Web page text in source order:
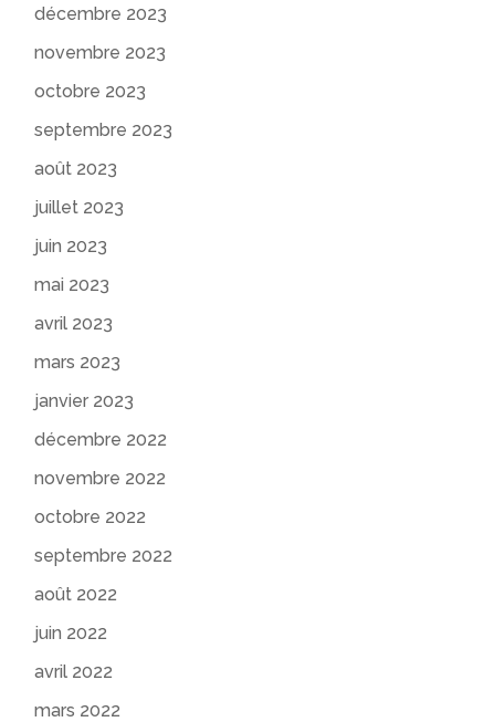
décembre 2023
novembre 2023
octobre 2023
septembre 2023
août 2023
juillet 2023
juin 2023
mai 2023
avril 2023
mars 2023
janvier 2023
décembre 2022
novembre 2022
octobre 2022
septembre 2022
août 2022
juin 2022
avril 2022
mars 2022